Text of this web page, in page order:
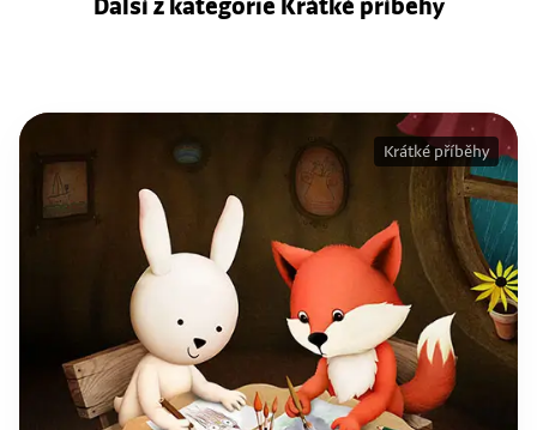
Další z kategorie Krátké příběhy
Krátké příběhy